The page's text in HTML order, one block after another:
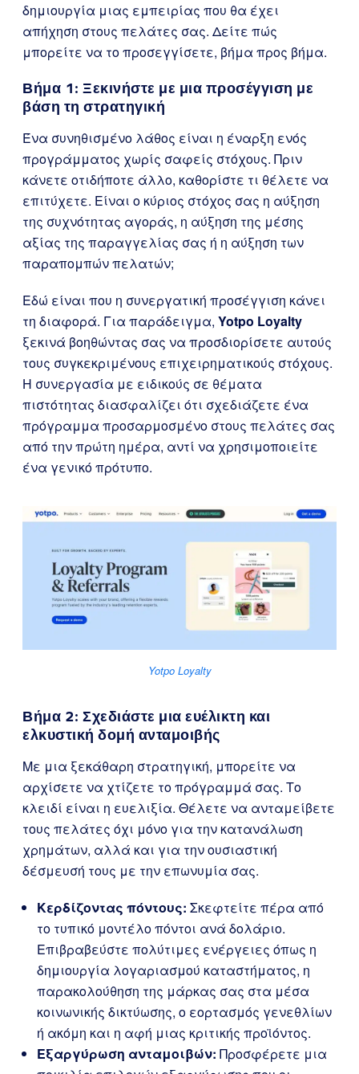
δημιουργία μιας εμπειρίας που θα έχει
απήχηση στους πελάτες σας. Δείτε πώς
μπορείτε να το προσεγγίσετε, βήμα προς βήμα.
Βήμα 1: Ξεκινήστε με μια προσέγγιση με
βάση τη στρατηγική
Ένα συνηθισμένο λάθος είναι η έναρξη ενός
προγράμματος χωρίς σαφείς στόχους. Πριν
κάνετε οτιδήποτε άλλο, καθορίστε τι θέλετε να
επιτύχετε. Είναι ο κύριος στόχος σας η αύξηση
της συχνότητας αγοράς, η αύξηση της μέσης
αξίας της παραγγελίας σας ή η αύξηση των
παραπομπών πελατών;
Εδώ είναι που η συνεργατική προσέγγιση κάνει
τη διαφορά. Για παράδειγμα, Yotpo Loyalty
ξεκινά βοηθώντας σας να προσδιορίσετε αυτούς
τους συγκεκριμένους επιχειρηματικούς στόχους.
Η συνεργασία με ειδικούς σε θέματα
πιστότητας διασφαλίζει ότι σχεδιάζετε ένα
πρόγραμμα προσαρμοσμένο στους πελάτες σας
από την πρώτη ημέρα, αντί να χρησιμοποιείτε
ένα γενικό πρότυπο.
Yotpo Loyalty
Βήμα 2: Σχεδιάστε μια ευέλικτη και
ελκυστική δομή ανταμοιβής
Με μια ξεκάθαρη στρατηγική, μπορείτε να
αρχίσετε να χτίζετε το πρόγραμμά σας. Το
κλειδί είναι η ευελιξία. Θέλετε να ανταμείβετε
τους πελάτες όχι μόνο για την κατανάλωση
χρημάτων, αλλά και για την ουσιαστική
δέσμευσή τους με την επωνυμία σας.
Κερδίζοντας πόντους: Σκεφτείτε πέρα από
το τυπικό μοντέλο πόντοι ανά δολάριο.
Επιβραβεύστε πολύτιμες ενέργειες όπως η
δημιουργία λογαριασμού καταστήματος, η
παρακολούθηση της μάρκας σας στα μέσα
κοινωνικής δικτύωσης, ο εορτασμός γενεθλίων
ή ακόμη και η αφή μιας κριτικής προϊόντος.
Εξαργύρωση ανταμοιβών: Προσφέρετε μια